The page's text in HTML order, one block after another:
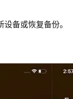
备或恢复备份。